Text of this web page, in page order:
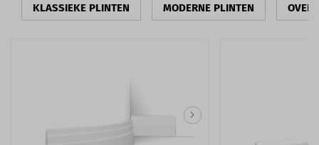
KLASSIEKE PLINTEN MODERNE PLINTEN